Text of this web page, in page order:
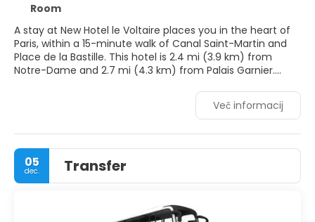
Room
A stay at New Hotel le Voltaire places you in the heart of
Paris, within a 15-minute walk of Canal Saint-Martin and
Place de la Bastille. This hotel is 2.4 mi (3.9 km) from
Notre-Dame and 2.7 mi (4.3 km) from Palais Garnier.
Make use of convenient amenities such as
complimentary wireless internet access, babysitting, and
Make yourself at home in one of the 48 individually
furnished guestrooms. Satellite television is provided for
your entertainment. Bathrooms have bathtubs or
Več informacij
05
dec. Transfer